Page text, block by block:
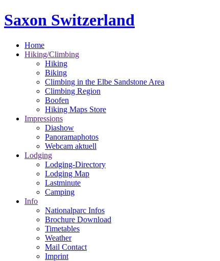
Saxon Switzerland
Home
Hiking/Climbing
Hiking
Biking
Climbing in the Elbe Sandstone Area
Climbing Region
Boofen
Hiking Maps Store
Impressions
Diashow
Panoramaphotos
Webcam aktuell
Lodging
Lodging-Directory
Lodging Map
Lastminute
Camping
Info
Nationalparc Infos
Brochure Download
Timetables
Weather
Mail Contact
Imprint